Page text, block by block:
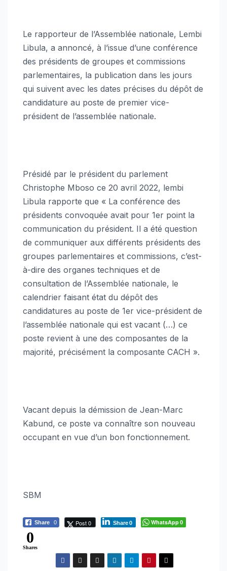
Le rapporteur de l’Assemblée nationale, Lembi
Libula, a annoncé, à l’issue d’une conférence
des présidents de groupes et commissions
parlementaires, la publication dans les jours
qui suivent avec les dates précises du dépôt de
candidature au poste de premier vice-
président de l’assemblée nationale.
Présidé par le président du parlement
Christophe Mboso ce 20 avril 2022, lembi
Libula rapporte que « La conférence des
présidents convoquée avait pour 1er point la
communication du président. Il a été question
de communiquer aux différents présidents des
groupes parlementaires et commissions, c’est-
à-dire des organes techniques et de
consultation de l’Assemblée nationale, le
calendrier faisant état du dépôt des
candidatures au poste de 1er vice-président de
l’assemblée nationale qui est vacant (…) ce
poste revient à une des composantes de la
majorité, précisément la composante CACH ».
Vacant depuis la démission de Jean-Marc
Kabund, ce poste va connaître son nouveau
occupant en vue d’un bon fonctionnement.
SBM
Share 0 Post 0 Share0 WhatsApp0
0
Shares